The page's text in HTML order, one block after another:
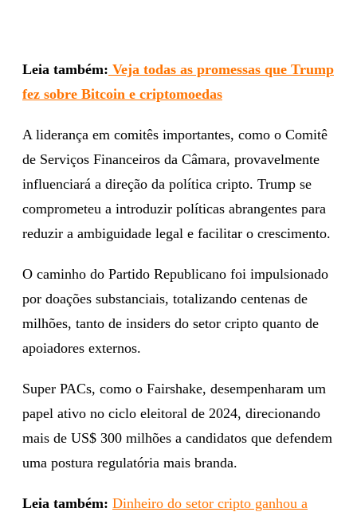
Leia também: Veja todas as promessas que Trump
fez sobre Bitcoin e criptomoedas
A liderança em comitês importantes, como o Comitê
de Serviços Financeiros da Câmara, provavelmente
influenciará a direção da política cripto. Trump se
comprometeu a introduzir políticas abrangentes para
reduzir a ambiguidade legal e facilitar o crescimento.
O caminho do Partido Republicano foi impulsionado
por doações substanciais, totalizando centenas de
milhões, tanto de insiders do setor cripto quanto de
apoiadores externos.
Super PACs, como o Fairshake, desempenharam um
papel ativo no ciclo eleitoral de 2024, direcionando
mais de US$ 300 milhões a candidatos que defendem
uma postura regulatória mais branda.
Leia também: Dinheiro do setor cripto ganhou a